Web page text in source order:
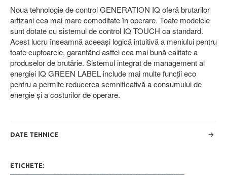
Noua tehnologie de control GENERATION IQ oferă brutarilor
artizani cea mai mare comoditate în operare. Toate modelele
sunt dotate cu sistemul de control IQ TOUCH ca standard.
Acest lucru înseamnă aceeași logică intuitivă a meniului pentru
toate cuptoarele, garantând astfel cea mai bună calitate a
produselor de brutărie. Sistemul integrat de management al
energiei IQ GREEN LABEL include mai multe funcții eco
pentru a permite reducerea semnificativă a consumului de
energie și a costurilor de operare.
DATE TEHNICE
ETICHETE: